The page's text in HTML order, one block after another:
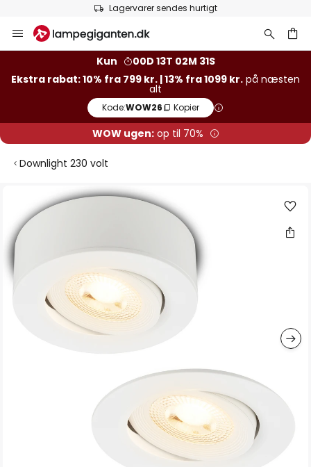
Lagervarer sendes hurtigt
to
Kun
00D 13T 02M 30S
Ekstra rabat: 10% fra 799 kr. | 13% fra 1099 kr. på næsten
alt
Kode:WOW26 Kopier
WOW ugen:op til 70%
Downlight 230 volt
slutningen
af
billedgalleriet